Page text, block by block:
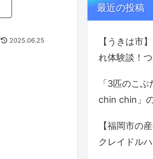
2025.06.25
最近の投稿
【うきは市
れ体験談！
「3匹のこ
chin chin」
【福岡市の
クレイドル